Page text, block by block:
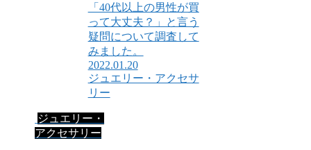
「40代以上の男性が買
って大丈夫？」と言う
疑問について調査して
みました。
2022.01.20
ジュエリー・アクセサ
リー
ジュエリー・
アクセサリー